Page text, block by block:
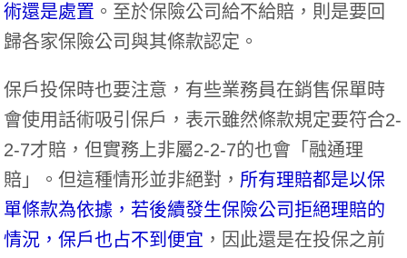
術還是處置 。至於保險公司給不給賠，則是要回
歸各家保險公司與其條款認定。
保戶投保時也要注意，有些業務員在銷售保單時
會使用話術吸引保戶，表示雖然條款規定要符合2-
2-7才賠，但實務上非屬2-2-7的也會「融通理
賠」。但這種情形並非絕對， 所有理賠都是以保
單條款為依據，若後續發生保險公司拒絕理賠的
情況，保戶也占不到便宜 ，因此還是在投保之前